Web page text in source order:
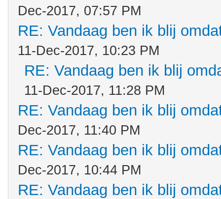
Dec-2017, 07:57 PM
RE: Vandaag ben ik blij
11-Dec-2017, 10:23 PM
RE: Vandaag ben ik blij
11-Dec-2017, 11:28 PM
RE: Vandaag ben ik blij
Dec-2017, 11:40 PM
RE: Vandaag ben ik blij
Dec-2017, 10:44 PM
RE: Vandaag ben ik blij